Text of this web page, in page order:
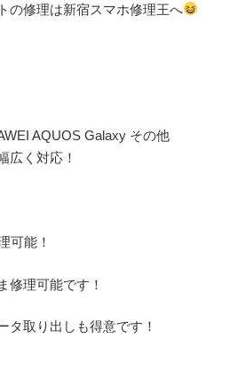
の修理は新宿スマホ修理王へ
AQUOS Galaxy その他
広く対応！
可能！
理可能です！
タ取り出しも得意です！